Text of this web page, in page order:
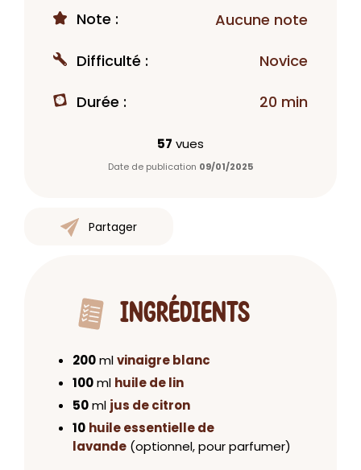
Note : Aucune note
Difficulté : Novice
Durée : 20 min
57 vues
Date de publication 09/01/2025
Partager
INGRÉDIENTS
200mlvinaigre blanc
100ml huile de lin
50ml jus de citron
10 huile essentielle de
lavande (optionnel, pour parfumer)